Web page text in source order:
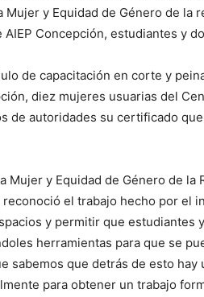
Mujer y Equidad de Género de la
Concepción, estudiantes y
de capacitación en corte y
diez mujeres usuarias del
de autoridades su certificado
Mujer y Equidad de Género de
reconoció el trabajo hecho por el
y permitir que estudiantes
herramientas para que se
sabemos que detrás de esto
para obtener un trabajo